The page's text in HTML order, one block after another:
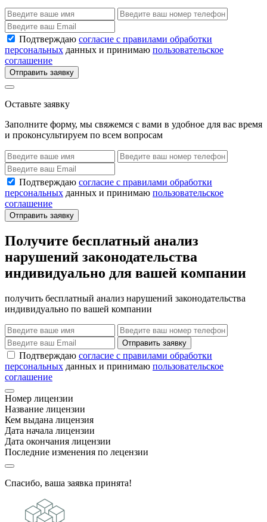
Подтверждаю согласие с правилами обработки
персональных данных и принимаю пользовательское
соглашение
Отправить заявку
Оставьте заявку
Заполните форму, мы свяжемся с вами в удобное для вас время
и проконсультируем по всем вопросам
Подтверждаю согласие с правилами обработки
персональных данных и принимаю пользовательское
соглашение
Отправить заявку
Получите бесплатный анализ
нарушений законодательства
индивидуально для вашей компании
получить бесплатный анализ нарушений законодательства
индивидуально по вашей компании
Отправить заявку
Подтверждаю согласие с правилами обработки
персональных данных и принимаю пользовательское
соглашение
Номер лицензии
Название лицензии
Кем выдана лицензия
Дата начала лицензии
Дата окончания лицензии
Последние изменения по лецензии
Спасибо, ваша заявка принята!